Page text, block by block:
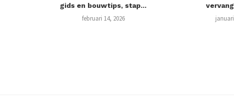
gids en bouwtips, stap...
februari 14, 2026